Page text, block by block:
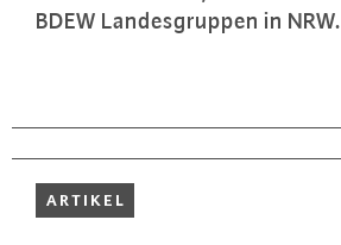
BDEW Lan­des­grup­pen in NRW.
ARTIKEL